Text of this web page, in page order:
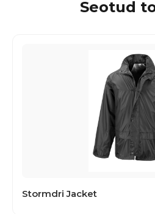
Seotud
Stormdri Jacket